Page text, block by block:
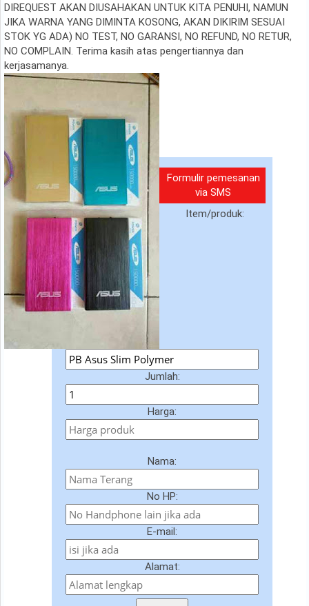
DIREQUEST AKAN DIUSAHAKAN UNTUK KITA PENUHI, NAMUN
JIKA WARNA YANG DIMINTA KOSONG, AKAN DIKIRIM SESUAI
STOK YG ADA) NO TEST, NO GARANSI, NO REFUND, NO RETUR,
NO COMPLAIN. Terima kasih atas pengertiannya dan
kerjasamanya.
Formulir pemesanan
via SMS
Item/produk:
Jumlah:
Harga:
Nama:
No HP:
E-mail:
Alamat: